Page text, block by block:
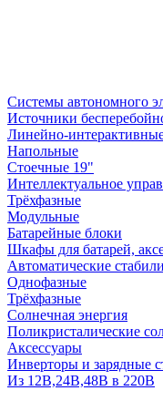
Системы автономного
Источники
Линейно-
Напольные
Стоечные 19"
Интеллектуальное
Трёхфазные
Модульные
Батарейные блоки
Шкафы для батарей,
Автоматические
Однофазные
Трёхфазные
Солнечная энергия
Поликристалические
Аксессуары
Инверторы и зарядные
Из 12В,24В,48В в 220В